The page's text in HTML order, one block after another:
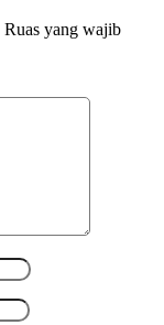
Ruas yang wajib